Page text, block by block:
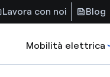
Lavora con noi Blog
Mobilità elettrica